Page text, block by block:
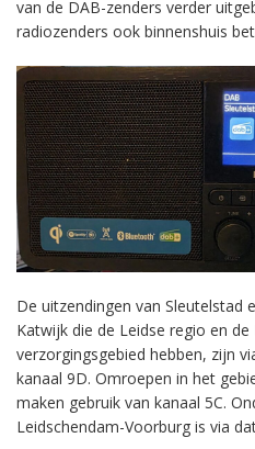
van de DAB-zenders verder
radiozenders ook binnenshuis
De uitzendingen van Sleutelstad
Katwijk die de Leidse regio en
verzorgingsgebied hebben, zijn
kanaal 9D. Omroepen in het
maken gebruik van kanaal 5C.
Leidschendam-Voorburg is via